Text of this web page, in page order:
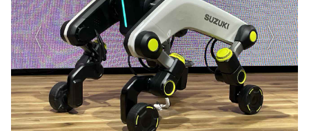
電動キックボード
ライフスタイル
テクノロジー
このメディアについて